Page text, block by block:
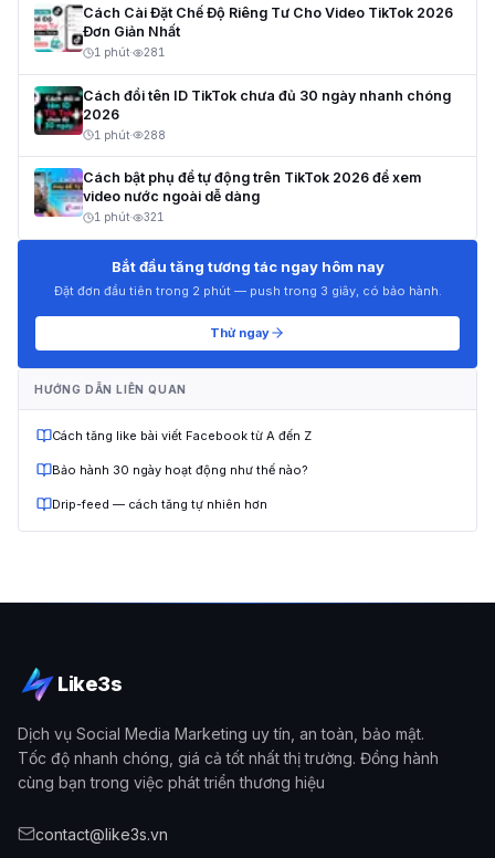
Cách Cài Đặt Chế Độ Riêng Tư Cho Video TikTok 2026
Đơn Giản Nhất
1 phút· 281
Cách đổi tên ID TikTok chưa đủ 30 ngày nhanh chóng
2026
1 phút· 288
Cách bật phụ đề tự động trên TikTok 2026 để xem
video nước ngoài dễ dàng
1 phút· 321
Bắt đầu tăng tương tác ngay hôm nay
Đặt đơn đầu tiên trong 2 phút — push trong 3 giây, có bảo hành.
Thử ngay
HƯỚNG DẪN LIÊN QUAN
Cách tăng like bài viết Facebook từ A đến Z
Bảo hành 30 ngày hoạt động như thế nào?
Drip-feed — cách tăng tự nhiên hơn
Like3s
Dịch vụ Social Media Marketing uy tín, an toàn, bảo mật.
Tốc độ nhanh chóng, giá cả tốt nhất thị trường. Đồng hành
cùng bạn trong việc phát triển thương hiệu
contact@like3s.vn